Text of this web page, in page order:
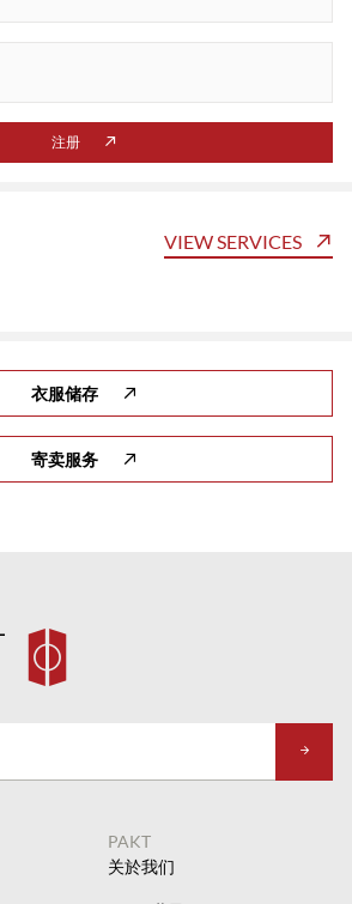
注册
VIEW SERVICES
衣服储存
寄卖服务
PAKT
关於我们